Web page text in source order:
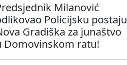
Milanović
Policijsku postaju
Gradiška za junaštvo
Domovinskom ratu!